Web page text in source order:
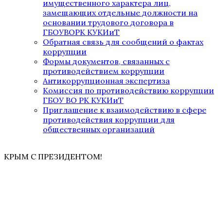
имущественного характера лиц,
замещающих отдельные должности на
основании трудового договора в
ГБОУВОРК КУКИиТ
Обратная связь для сообщений о фактах
коррупции
Формы документов, связанных с
противодействием коррупции
Антикоррупционная экспертиза
Комиссия по противодействию коррупции
ГБОУ ВО РК КУКИиТ
Приглашение к взаимодействию в сфере
противодействия коррупции для
общественных организаций
КРЫМ С ПРЕЗИДЕНТОМ!